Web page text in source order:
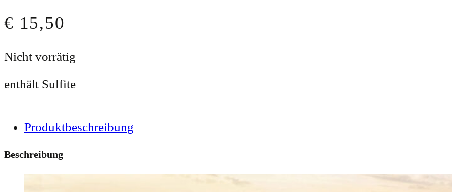
€ 15,50
Nicht vorrätig
enthält Sulfite
Produktbeschreibung
Beschreibung